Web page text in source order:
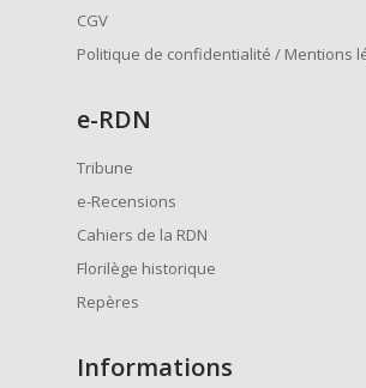
CGV
Politique de confidentialité / Mentions
e-RDN
Tribune
e-Recensions
Cahiers de la RDN
Florilège historique
Repères
Informations